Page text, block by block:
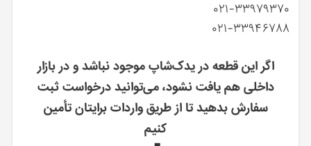
۰۲۱-۳۳۹۷۹۳۷۰
۰۲۱-۳۳۹۴۶۷۸۸
اگر این قطعه در یدک‌شاپ موجود نباشد و در بازار
داخلی هم یافت نشود، می‌توانید درخواست ثبت
سفارش بدهید تا از طریق واردات برایتان تأمین
کنیم